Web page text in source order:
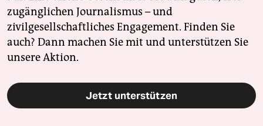
zugänglichen Journalismus – und
zivilgesellschaftliches Engagement. Finden Sie
auch? Dann machen Sie mit und unterstützen Sie
unsere Aktion.
Jetzt unterstützen